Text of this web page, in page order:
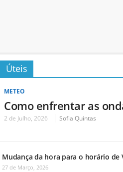
Úteis
METEO
Como enfrentar as
2 de Julho, 2026 Sofia Quintas
Mudança da hora para o horário de
27 de Março, 2026